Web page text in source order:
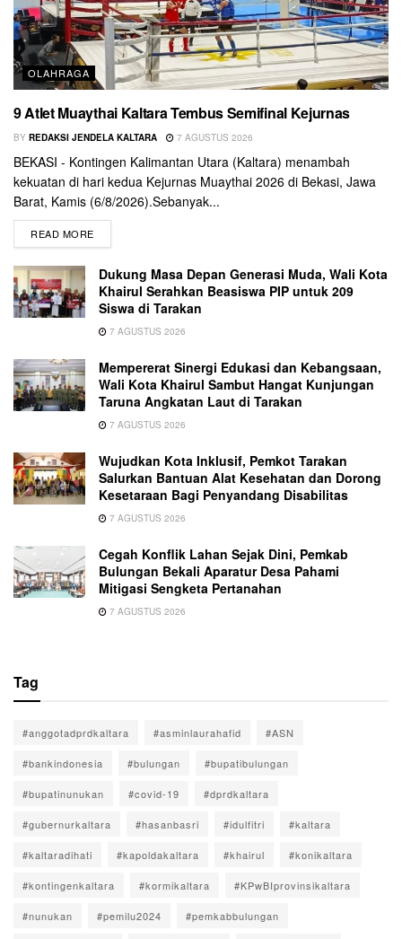
OLAHRAGA
9 Atlet Muaythai Kaltara Tembus Semifinal Kejurnas
BY REDAKSI JENDELA KALTARA 7 AGUSTUS 2026
BEKASI - Kontingen Kalimantan Utara (Kaltara) menambah
kekuatan di hari kedua Kejurnas Muaythai 2026 di Bekasi, Jawa
Barat, Kamis (6/8/2026).Sebanyak...
READ MORE
Dukung Masa Depan Generasi Muda, Wali Kota
Khairul Serahkan Beasiswa PIP untuk 209
Siswa di Tarakan
7 AGUSTUS 2026
Mempererat Sinergi Edukasi dan Kebangsaan,
Wali Kota Khairul Sambut Hangat Kunjungan
Taruna Angkatan Laut di Tarakan
7 AGUSTUS 2026
Wujudkan Kota Inklusif, Pemkot Tarakan
Salurkan Bantuan Alat Kesehatan dan Dorong
Kesetaraan Bagi Penyandang Disabilitas
7 AGUSTUS 2026
Cegah Konflik Lahan Sejak Dini, Pemkab
Bulungan Bekali Aparatur Desa Pahami
Mitigasi Sengketa Pertanahan
7 AGUSTUS 2026
Tag
#anggotadprdkaltara #asminlaurahafid #ASN
#bankindonesia #bulungan #bupatibulungan
#bupatinunukan #covid-19 #dprdkaltara
#gubernurkaltara #hasanbasri #idulfitri #kaltara
#kaltaradihati #kapoldakaltara #khairul #konikaltara
#kontingenkaltara #kormikaltara #KPwBIprovinsikaltara
#nunukan #pemilu2024 #pemkabbulungan